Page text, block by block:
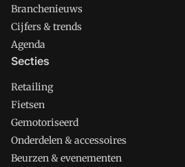
Branchenieuws
Cijfers & trends
Agenda
Secties
Retailing
Fietsen
Gemotoriseerd
Onderdelen & accessoires
Beurzen & evenementen